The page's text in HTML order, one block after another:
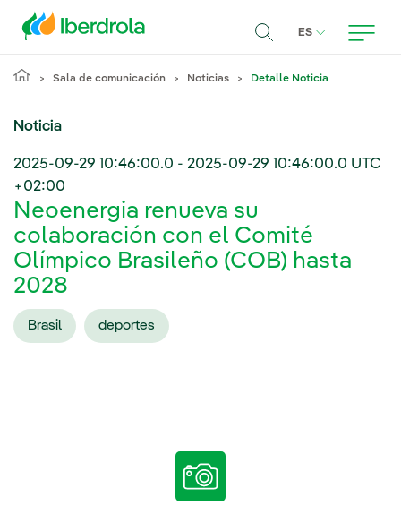
ES IDIOMA
Sala de comunicación Noticias Detalle Noticia
Noticia
2025-09-29 10:46:00.0 - 2025-09-29 10:46:00.0 UTC
+02:00
Neoenergia renueva su
colaboración con el Comité
Olímpico Brasileño (COB) hasta
2028
Brasil deportes